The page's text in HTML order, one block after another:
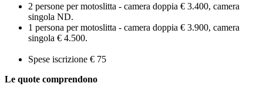
2 persone per motoslitta - camera doppia € 3.400, camera
singola ND.
1 persona per motoslitta - camera doppia € 3.900, camera
singola € 4.500.
Spese iscrizione € 75
Le quote comprendono